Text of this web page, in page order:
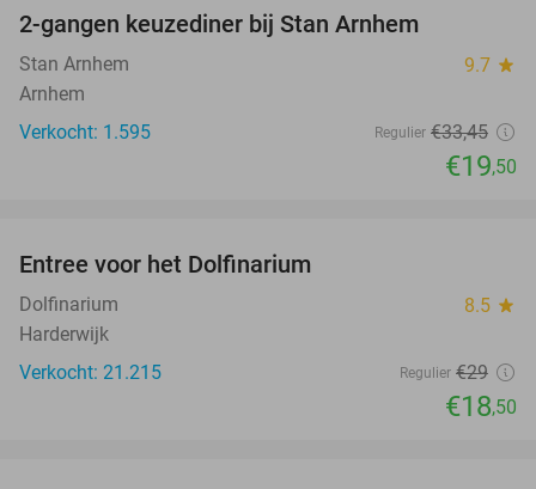
2-gangen keuzediner bij Stan Arnhem
Stan Arnhem 9.7 star
Arnhem
Verkocht: 1.595
Regulier €33,45
€19,50
Entree voor het Dolfinarium
Dolfinarium 8.5 star
Harderwijk
Verkocht: 21.215
Regulier €29
€18,50